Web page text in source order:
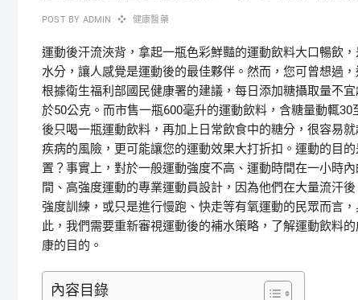
POST BY ADMIN 健康醫藥
運動後汗流浹背，拿起一瓶色彩鮮豔的運動飲料大口暢飲
水分，讓人感覺是運動後的最佳夥伴。然而，您可曾想過
根據衛生福利部國民健康署的建議，每日添加糖攝取量不
於50公克。而市售一瓶600毫升的運動飲料，含糖量動輒
後只喝一瓶運動飲料，再加上日常飲食中的糖分，很容易
疾病的風險，更可能讓您的運動效果大打折扣。運動的目
置？事實上，對於一般運動強度不高、運動時間在一小時
間、高強度運動的專業運動員設計，因為他們在大量流汗
強度訓練，或只是進行慢跑、快走等有氧運動的民眾而言
此，我們需要重新審視運動後的補水策略，了解運動飲料
康的目的。
內容目錄